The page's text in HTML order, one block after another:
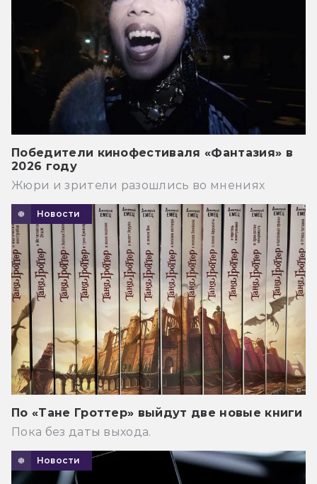
Победители кинофестиваля «Фантазия» в
2026 году
Жюри и зрители разошлись во мнениях
Новости
По «Тане Гроттер» выйдут две новые книги
Пока без даты выхода.
Новости